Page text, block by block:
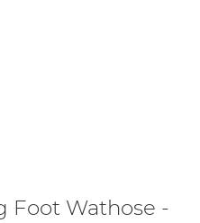
Foot Wathose -